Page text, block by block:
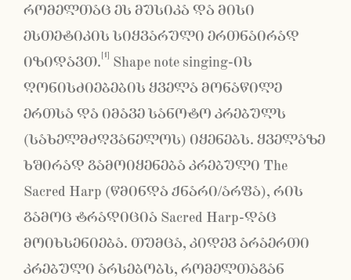
რომელთაც ეს მუსიკა და მისი
ესთეტიკის სიყვარული ერთნაირად
იზიდავთ. [1] Shape note singing-ის
ღონისძიებების ყველა მონაწილე
ერთსა და იმავე სანოტო კრებულს
(სახელმძღვანელოს) იყენებს. ყველაზე
ხშირად გამოიყენება კრებული The
Sacred Harp (წმინდა ქნარი/არფა), რის
გამოც ტრადიცია Sacred Harp-დაც
მოიხსენიება. თუმცა, კიდევ არაერთი
კრებული არსებობს, რომელთაგან